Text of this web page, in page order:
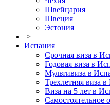
Швейцария
Швеция
Эстония
>
Испания
Срочная виза в
Годовая виза в
Мультивиза в
Трехлетняя виза
Виза на 5 лет в